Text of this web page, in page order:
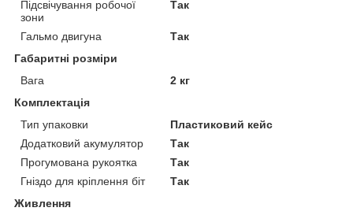
Підсвічування робочої
зони
Так
Гальмо двигуна
Так
Габаритні розміри
Вага
2 кг
Комплектація
Тип упаковки
Пластиковий кейс
Додатковий акумулятор
Так
Прогумована рукоятка
Так
Гніздо для кріплення біт
Так
Живлення